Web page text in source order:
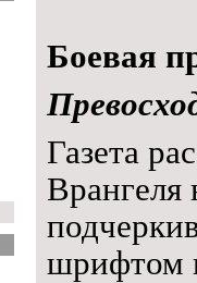
Боевая
Газета
шрифтом